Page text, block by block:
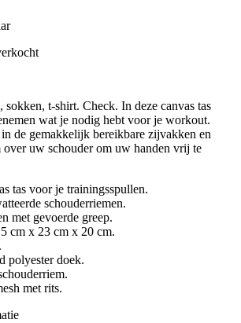
sokken, t-shirt. Check. In deze canvas tas
wat je nodig hebt voor je workout.
de gemakkelijk bereikbare zijvakken en
over uw schouder om uw handen vrij te
tas voor je trainingsspullen.
schouderriemen.
met gevoerde greep.
cm x 23 cm x 20 cm.
polyester doek.
met rits.